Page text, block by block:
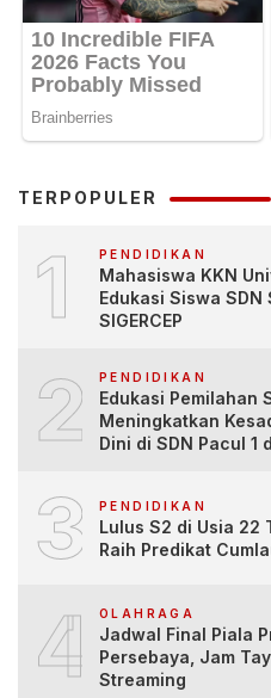
TERPOPULER
1 PENDIDIKAN
Mahasiswa KKN
Edukasi Siswa
SIGERCEP
2 PENDIDIKAN
Edukasi Pemilahan
Meningkatkan
Dini di SDN Pacul 1
3 PENDIDIKAN
Lulus S2 di Usia 22
Raih Predikat
4 OLAHRAGA
Jadwal Final Piala
Persebaya, Jam
Streaming